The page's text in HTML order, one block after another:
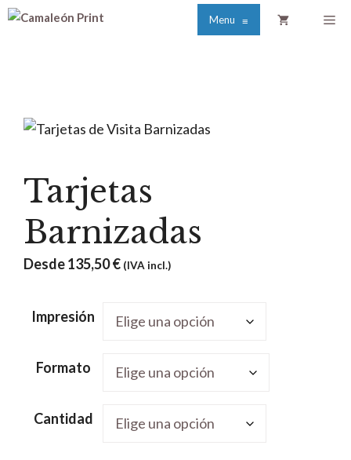
Saltar
Menu ≡
Tarjetas
Barnizadas
Desde135,50€ (IVA incl.)
Impresión
Formato
Cantidad